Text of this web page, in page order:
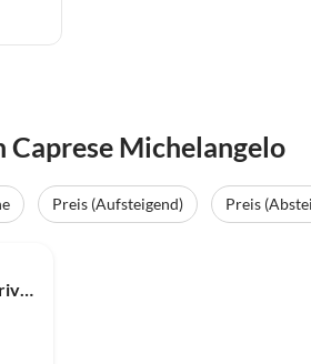
Michelangelo
Preis (Aufsteigend)
Preis
Ferienhaus in der Toskana mit privatem Garten